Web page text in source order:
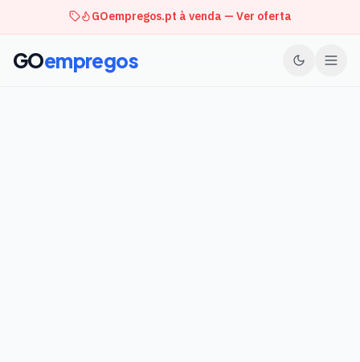
GOempregos.pt à venda — Ver oferta
GOempregos